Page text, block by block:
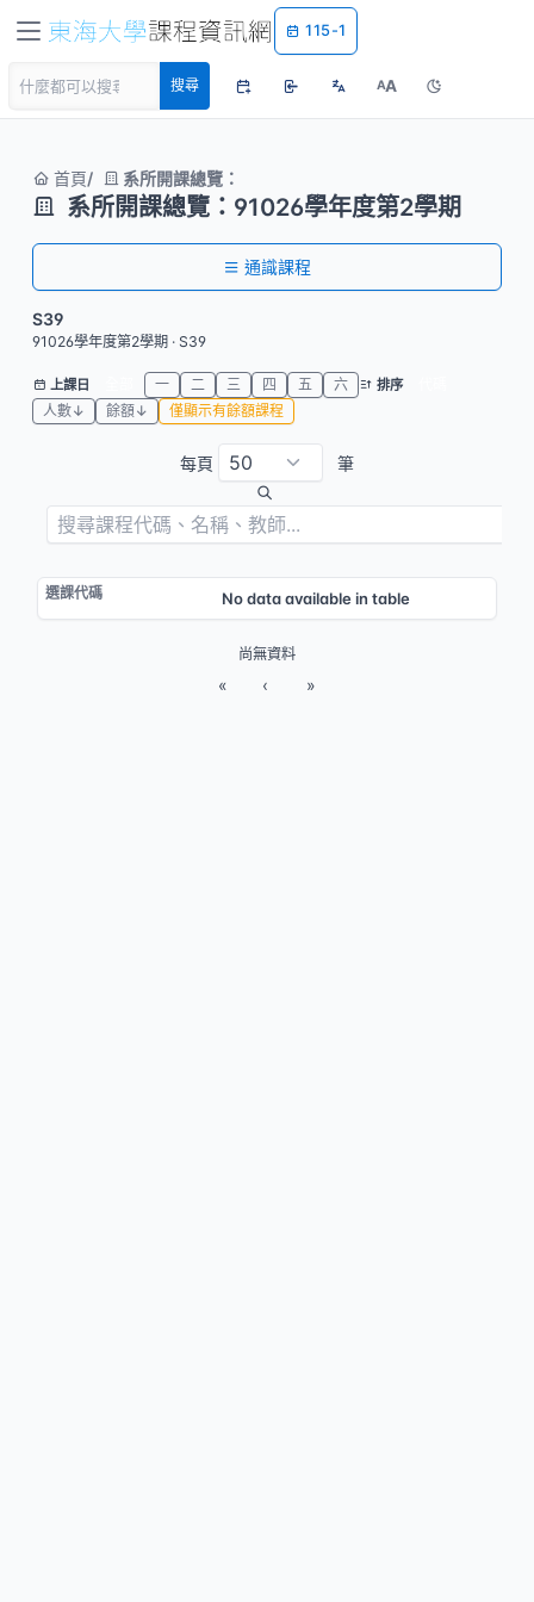
115-1
搜尋 AA
首頁 系所開課總覽：
系所開課總覽：91026學年度第2學期
通識課程
S39
91026學年度第2學期 · S39
上課日 一 二 三 四 五 六 排序
人數↓
餘額↓ 僅顯示有餘額課程
每頁 筆
No data available in table
尚無資料
« ‹ »